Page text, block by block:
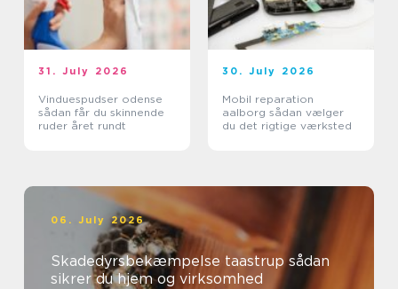
31. July 2026
Vinduespudser odense
sådan får du skinnende
ruder året rundt
30. July 2026
Mobil reparation
aalborg sådan vælger
du det rigtige værksted
06. July 2026
Skadedyrsbekæmpelse taastrup sådan
sikrer du hjem og virksomhed